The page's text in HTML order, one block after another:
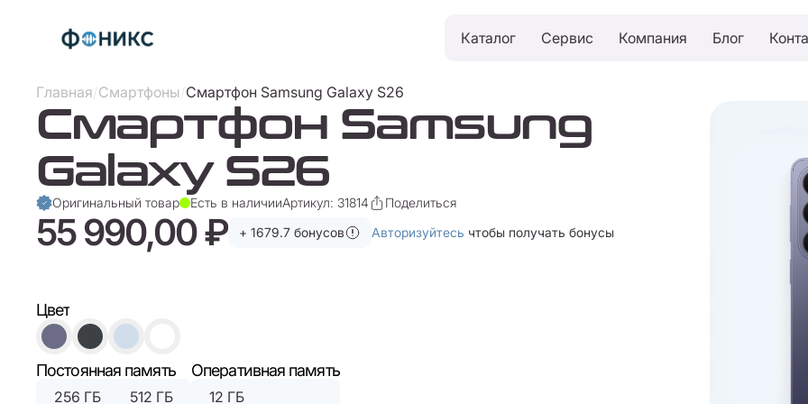
Каталог Сервис Компания Блог
Главная/Смартфоны/Смартфон Samsung Galaxy S26
Смартфон Samsung
Galaxy S26
Оригинальный товар Есть в наличииАртикул: 31814 Поделиться
55 990,00 ₽ + 1679.7 бонусов Авторизуйтесь чтобы получать бонусы
Цвет
Постоянная память
256 ГБ 512 ГБ
Оперативная память
12 ГБ